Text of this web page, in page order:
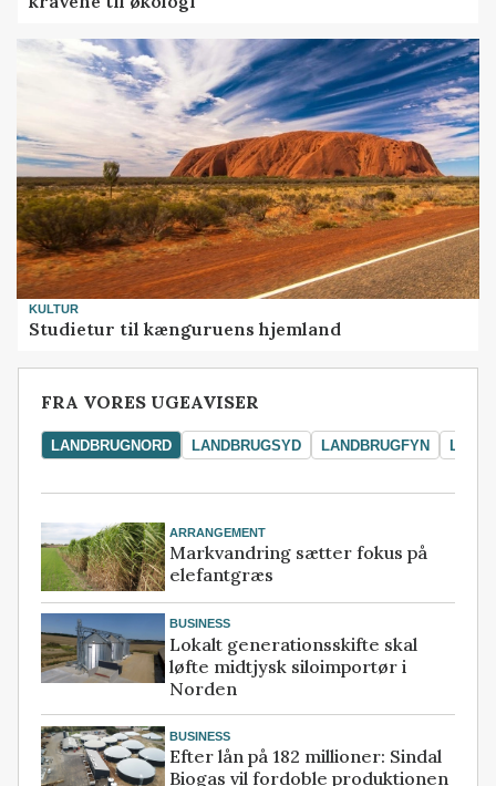
KULTUR
Studietur til kænguruens hjemland
FRA VORES UGEAVISER
LANDBRUGNORD LANDBRUGSYD LANDBRUGFYN
ARRANGEMENT
Markvandring sætter fokus på
elefantgræs
BUSINESS
Lokalt generationsskifte skal
løfte midtjysk siloimportør i
Norden
BUSINESS
Efter lån på 182 millioner: Sindal
Biogas vil fordoble produktionen